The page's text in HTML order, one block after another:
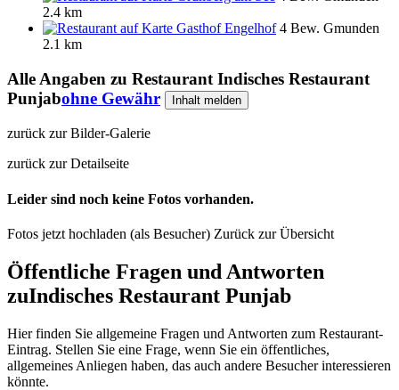
2.4 km
Gasthof Engelhof 4 Bew. Gmunden
2.1 km
Alle Angaben zu Restaurant Indisches Restaurant
Punjabohne Gewähr Inhalt melden
zurück zur Bilder-Galerie
zurück zur Detailseite
Leider sind noch keine Fotos vorhanden.
Fotos jetzt hochladen (als Besucher) Zurück zur Übersicht
Öffentliche Fragen und Antworten
zuIndisches Restaurant Punjab
Hier finden Sie allgemeine Fragen und Antworten zum Restaurant-
Eintrag. Stellen Sie eine Frage, wenn Sie ein öffentliches,
allgemeines Anliegen haben, das auch andere Besucher interessieren
könnte.